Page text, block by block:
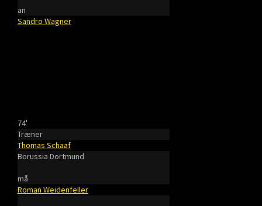
an
Sandro Wagner
74'
Træner
Thomas Schaaf
Borussia Dortmund
må
Roman Weidenfeller